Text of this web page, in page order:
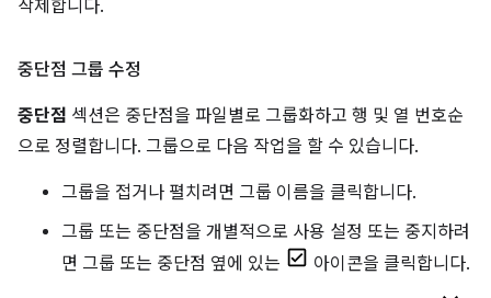
삭제합니다.
중단점 그룹 수정
중단점 섹션은 중단점을 파일별로 그룹화하고 행 및 열 번호순
으로 정렬합니다. 그룹으로 다음 작업을 할 수 있습니다.
그룹을 접거나 펼치려면 그룹 이름을 클릭합니다.
그룹 또는 중단점을 개별적으로 사용 설정 또는 중지하려
면 그룹 또는 중단점 옆에 있는
아이콘을 클릭합니다.